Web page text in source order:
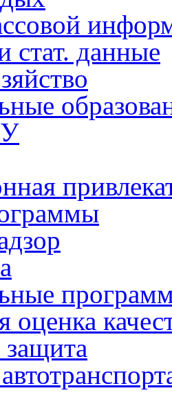
стат. данные
оценка